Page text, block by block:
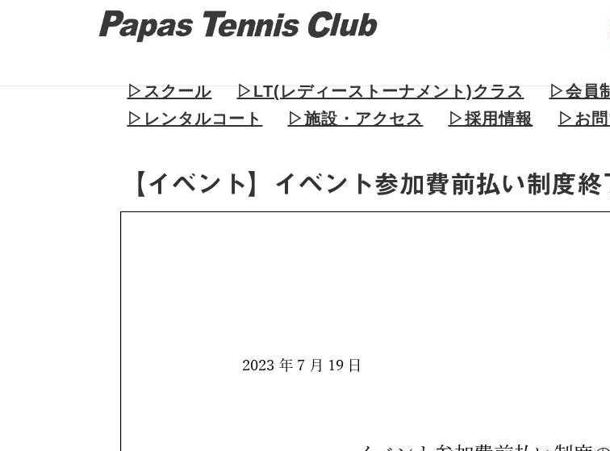
▷スクール ▷LT(レディーストーナメント)クラス ▷会員
▷レンタルコート
▷施設・アクセス ▷採用情報 ▷お問
【イベント】イベント参加費前払い制度